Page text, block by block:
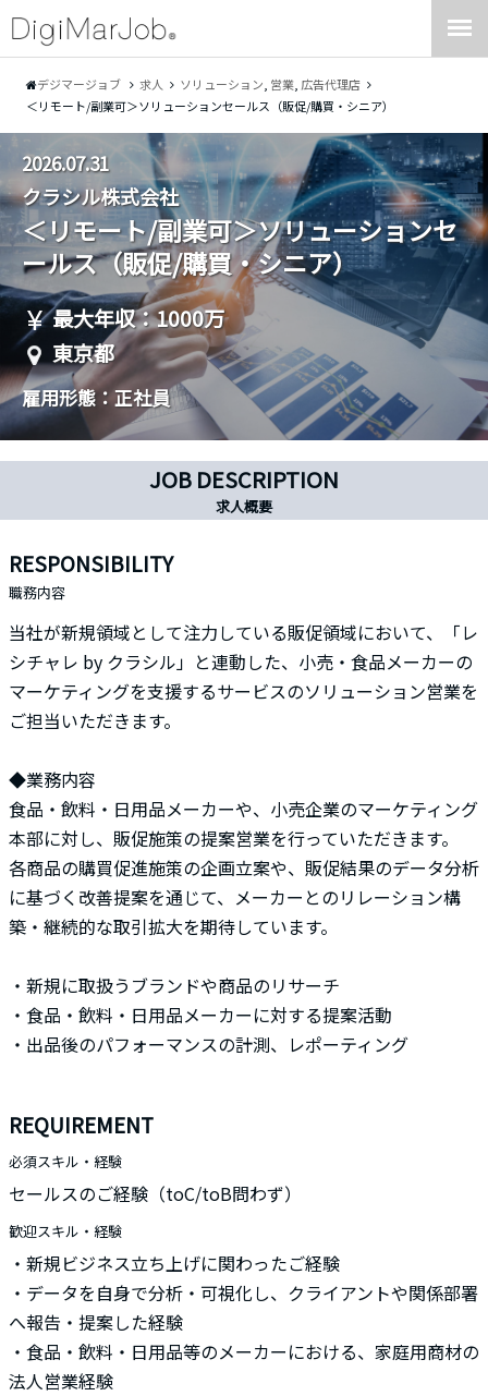
デジマージョブ 求人 ソリューション 営業 広告代理店
＜リモート/副業可＞ソリューションセールス（販促/購買・シニア）
2026.07.31
クラシル株式会社
＜リモート/副業可＞ソリューションセ
ールス（販促/購買・シニア）
最大年収：1000万
東京都
雇用形態：正社員
JOB DESCRIPTION
求人概要
RESPONSIBILITY
職務内容
当社が新規領域として注力している販促領域において、「レ
シチャレ by クラシル」と連動した、小売・食品メーカーの
マーケティングを支援するサービスのソリューション営業を
ご担当いただきます。
◆業務内容
食品・飲料・日用品メーカーや、小売企業のマーケティング
本部に対し、販促施策の提案営業を行っていただきます。
各商品の購買促進施策の企画立案や、販促結果のデータ分析
に基づく改善提案を通じて、メーカーとのリレーション構
築・継続的な取引拡大を期待しています。
・新規に取扱うブランドや商品のリサーチ
・食品・飲料・日用品メーカーに対する提案活動
・出品後のパフォーマンスの計測、レポーティング
REQUIREMENT
必須スキル・経験
セールスのご経験（toC/toB問わず）
歓迎スキル・経験
・新規ビジネス立ち上げに関わったご経験
・データを自身で分析・可視化し、クライアントや関係部署
へ報告・提案した経験
・食品・飲料・日用品等のメーカーにおける、家庭用商材の
法人営業経験